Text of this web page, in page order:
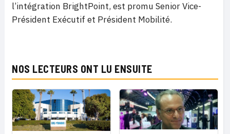
l’intégration BrightPoint, est promu Senior Vice-
Président Exécutif et Président Mobilité.
NOS LECTEURS ONT LU ENSUITE